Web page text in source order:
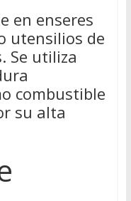
en enseres
utensilios de
Se utiliza
combustible
su alta